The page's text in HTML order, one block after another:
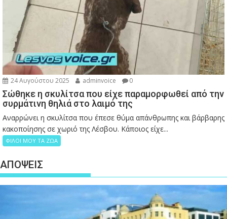
24 Αυγούστου 2025 adminvoice 0
Σώθηκε η σκυλίτσα που είχε παραμορφωθεί από την
συρμάτινη θηλιά στο λαιμό της
Αναρρώνει η σκυλίτσα που έπεσε θύμα απάνθρωπης και βάρβαρης
κακοποίησης σε χωριό της Λέσβου. Κάποιος είχε...
ΦΙΛΟΙ ΜΟΥ ΤΑ ΖΩΑ
ΑΠΟΨΕΙΣ